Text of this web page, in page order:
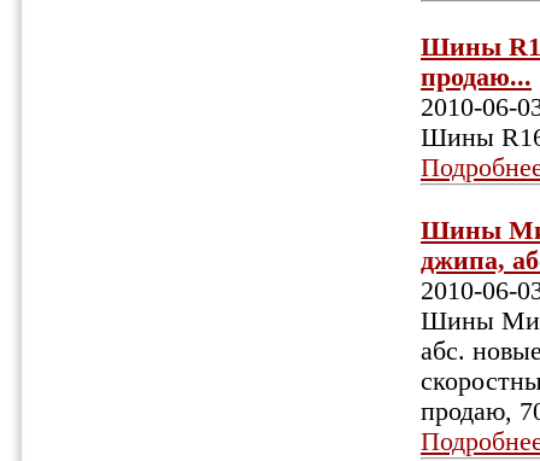
Шины
продаю...
2010-06-
Шины
Шины
джипа,
2010-06-
Шины
абс.
продаю,